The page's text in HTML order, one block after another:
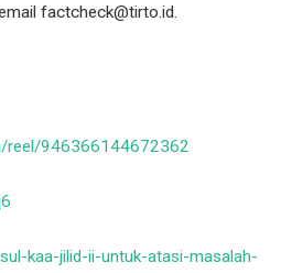
factcheck@tirto.id.
reel/946366144672362
kaa-jilid-ii-untuk-atasi-masalah-